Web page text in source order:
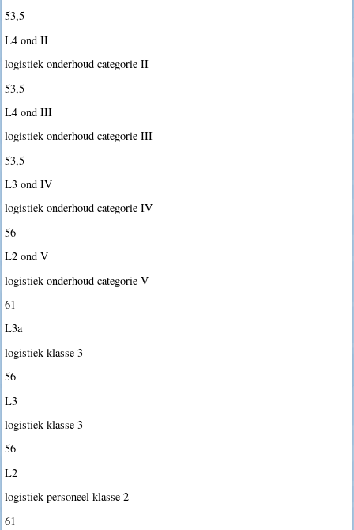
53,5
L4 ond II
logistiek onderhoud categorie II
53,5
L4 ond III
logistiek onderhoud categorie III
53,5
L3 ond IV
logistiek onderhoud categorie IV
56
L2 ond V
logistiek onderhoud categorie V
61
L3a
logistiek klasse 3
56
L3
logistiek klasse 3
56
L2
logistiek personeel klasse 2
61